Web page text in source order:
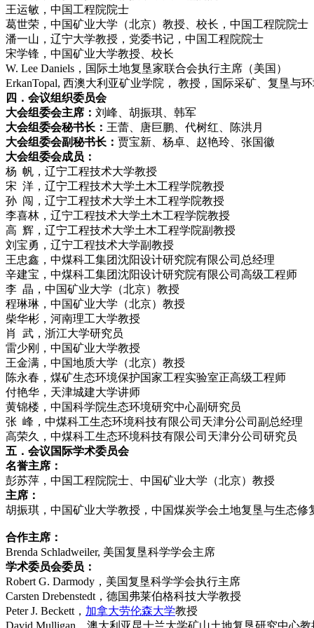
王运敏，中国工程院院士
葛世荣，中国矿业大学（北京）教授、校长，中国工程院院士
潘一山，辽宁大学教授，党委书记，中国工程院院士
宋学锋，中国矿业大学教授、校长
W. Lee Daniels，国际土地复垦家联合会执行主席（美国）
ErkanTopal, 西澳大利亚矿业学院， 教授，国际采矿、复垦与
四．会议组织委员会
大会组委会主席： 刘峰、胡振琪、韩军
大会组委会秘书长： 王蕾、唐巨鹏、代树红、陈洪月
大会组委会副秘书长： 贾宝新、杨卓、赵艳玲、张国徽
大会组委会成员：
杨 帆，辽宁工程技术大学教授
宋 洋，辽宁工程技术大学土木工程学院教授
孙 闯，辽宁工程技术大学土木工程学院教授
李喜林，辽宁工程技术大学土木工程学院教授
高 辉，辽宁工程技术大学土木工程学院副教授
刘宝勇，辽宁工程技术大学副教授
王忠鑫，中煤科工集团沈阳设计研究院有限公司总经理
辛建宝，中煤科工集团沈阳设计研究院有限公司高级工程师
李 晶，中国矿业大学（北京）教授
程琳琳，中国矿业大学（北京）教授
柴华彬，河南理工大学教授
肖 武，浙江大学研究员
雷少刚，中国矿业大学教授
王金满，中国地质大学（北京）教授
陈永春，煤矿生态环境保护国家工程实验室正高级工程师
付艳华，天津城建大学讲师
黄锦楼，中国科学院生态环境研究中心副研究员
张 峰，中煤科工生态环境科技有限公司天津分公司副总经理
高荣久，中煤科工生态环境科技有限公司天津分公司研究员
五．会议国际学术委员会
名誉主席：
彭苏萍，中国工程院院士、中国矿业大学（北京）教授
主席：
胡振琪，中国矿业大学教授，中国煤炭学会土地复垦与生态修
合作主席：
Brenda Schladweiler, 美国复垦科学学会主席
学术委员会委员：
Robert G. Darmody，美国复垦科学学会执行主席
Carsten Drebenstedt，德国弗莱伯格科技大学教授
Peter J. Beckett， 加拿大劳伦森大学教授
David Mulligan，澳大利亚昆士兰大学矿山土地复垦研究中心教